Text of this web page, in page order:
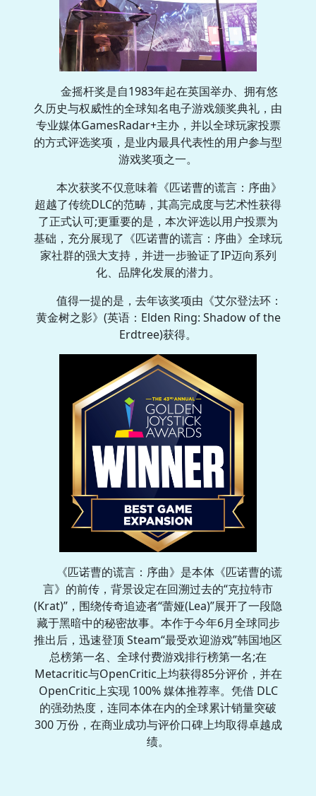
金摇杆奖是自1983年起在英国举办、拥有悠
久历史与权威性的全球知名电子游戏颁奖典礼，由
专业媒体GamesRadar+主办，并以全球玩家投票
的方式评选奖项，是业内最具代表性的用户参与型
游戏奖项之一。
本次获奖不仅意味着《匹诺曹的谎言：序曲》
超越了传统DLC的范畴，其高完成度与艺术性获得
了正式认可;更重要的是，本次评选以用户投票为
基础，充分展现了《匹诺曹的谎言：序曲》全球玩
家社群的强大支持，并进一步验证了IP迈向系列
化、品牌化发展的潜力。
值得一提的是，去年该奖项由《艾尔登法环：
黄金树之影》(英语：Elden Ring: Shadow of the
Erdtree)获得。
《匹诺曹的谎言：序曲》是本体《匹诺曹的谎
言》的前传，背景设定在回溯过去的“克拉特市
(Krat)”，围绕传奇追迹者“蕾娅(Lea)”展开了一段隐
藏于黑暗中的秘密故事。本作于今年6月全球同步
推出后，迅速登顶 Steam“最受欢迎游戏”韩国地区
总榜第一名、全球付费游戏排行榜第一名;在
Metacritic与OpenCritic上均获得85分评价，并在
OpenCritic上实现 100% 媒体推荐率。凭借 DLC
的强劲热度，连同本体在内的全球累计销量突破
300 万份，在商业成功与评价口碑上均取得卓越成
绩。